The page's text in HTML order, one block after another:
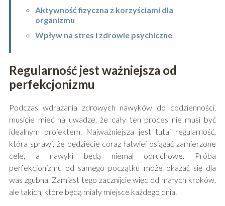
Aktywność fizyczna z korzyściami dla
organizmu
Wpływ na stres i zdrowie psychiczne
Regularność jest ważniejsza od
perfekcjonizmu
Podczas wdrażania zdrowych nawyków do codzienności,
musicie mieć na uwadze, że cały ten proces nie musi być
idealnym projektem. Najważniejsza jest tutaj regularność,
która sprawi, że będziecie coraz łatwiej osiągać zamierzone
cele, a nawyki będą niemal odruchowe. Próba
perfekcjonizmu od samego początku może okazać się dla
was zgubna. Zamiast tego zacznijcie więc od małych kroków,
ale takich, które będą miały miejsce każdego dnia.